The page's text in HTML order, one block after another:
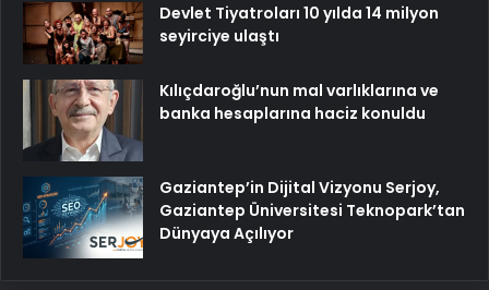
Devlet Tiyatroları 10 yılda 14 milyon
seyirciye ulaştı
Kılıçdaroğlu’nun mal varlıklarına ve
banka hesaplarına haciz konuldu
Gaziantep’in Dijital Vizyonu Serjoy,
Gaziantep Üniversitesi Teknopark’tan
Dünyaya Açılıyor